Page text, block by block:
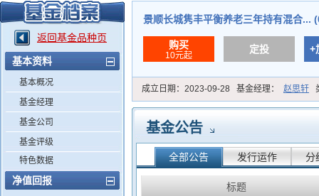
添富优势 华安宏利 上证180价值ETF
返回基金品种页
基本资料
基本概况
基金经理
基金公司
基金评级
特色数据
净值回报
景顺长城隽丰平衡养老三年持有混合...
购买
10元起
定投 +
成立日期： 2023-09-28 基金经理： 赵思轩
基金公告
全部公告 发行运作 分
标题